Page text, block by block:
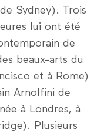
Sydney). Trois
lui ont été
de
beaux-arts du
et à Rome)
Arnolfini de
à Londres, à
Plusieurs